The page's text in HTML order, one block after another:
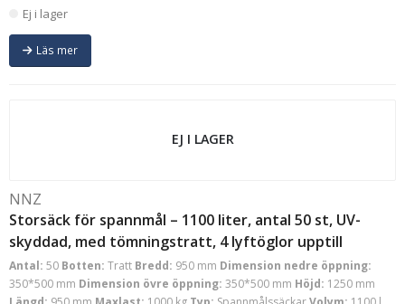
Ej i lager
Läs mer
EJ I LAGER
NNZ
Storsäck för spannmål – 1100 liter, antal 50 st, UV-
skyddad, med tömningstratt, 4 lyftöglor upptill
Antal: 50 Botten: Tratt Bredd: 950 mm Dimension nedre öppning:
350*500 mm Dimension övre öppning: 350*500 mm Höjd: 1250 mm